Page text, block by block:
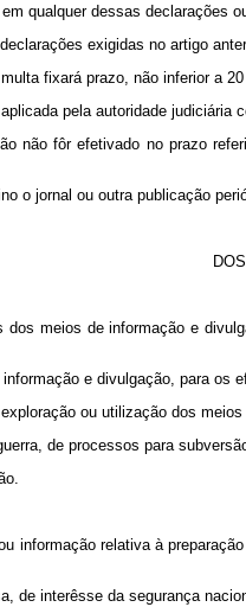
dessas declarações
exigidas no artigo
fixará prazo, não inferior a 20
pela autoridade judiciária
fôr efetivado no prazo
jornal ou outra publicação
de informação e
e divulgação, para os
ou utilização dos meios
de processos para
relativa à preparação
interêsse da segurança